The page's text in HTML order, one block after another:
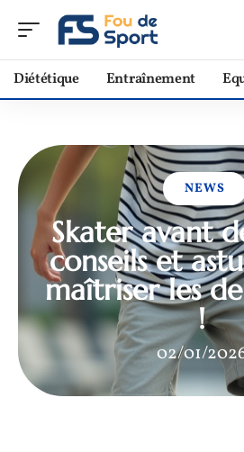
Diététique Entraînement
NEWS
Skater avant
conseils et
maîtriser les
!
02/01/